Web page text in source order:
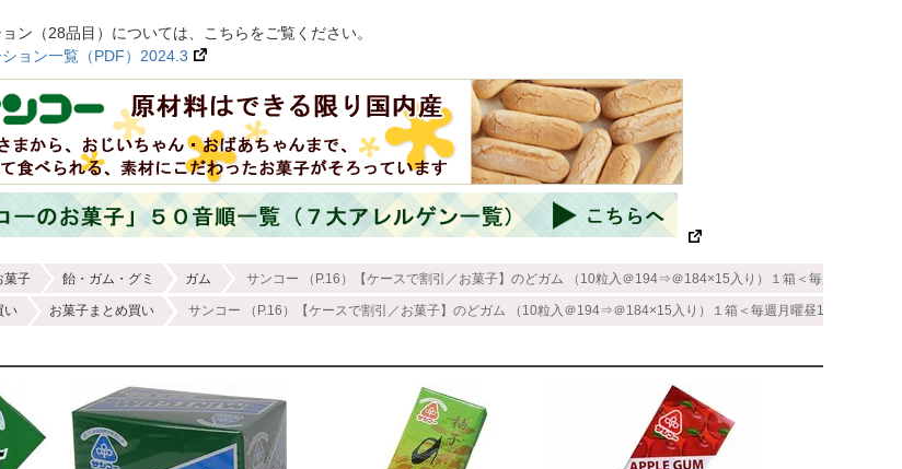
ン（28品目）については、こちらをご覧ください。
ン一覧（PDF）2024.3
菓子 飴・ガム・グミ ガム サンコー （P.16）【ケースで割引／お菓子】のどガム （10粒入＠194⇒＠184×15入り）１箱＜毎週月曜昼12
い お菓子まとめ買い サンコー （P.16）【ケースで割引／お菓子】のどガム （10粒入＠194⇒＠184×15入り）１箱＜毎週月曜昼12時〆⇒水